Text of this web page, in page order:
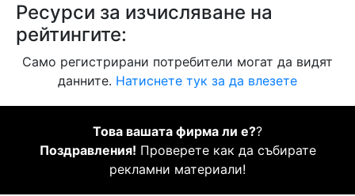
Ресурси за изчисляване на
рейтингите:
Само регистрирани потребители могат да видят
данните. Натиснете тук за да влезете
Това вашата фирма ли е??
Поздравления! Проверете как да събирате
рекламни материали!